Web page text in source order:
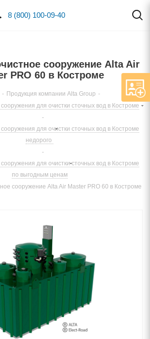
8 (800) 100-09-40
сооружение Alta Air
PRO 60 в Костроме
- Продукция компании Alta Group -
для очистки сточных вод в Костроме
-
для очистки сточных вод в Костроме
недорого
-
для очистки сточных вод в Костроме
по выгодным ценам
сооружение Alta Air Master PRO 60 в Костроме